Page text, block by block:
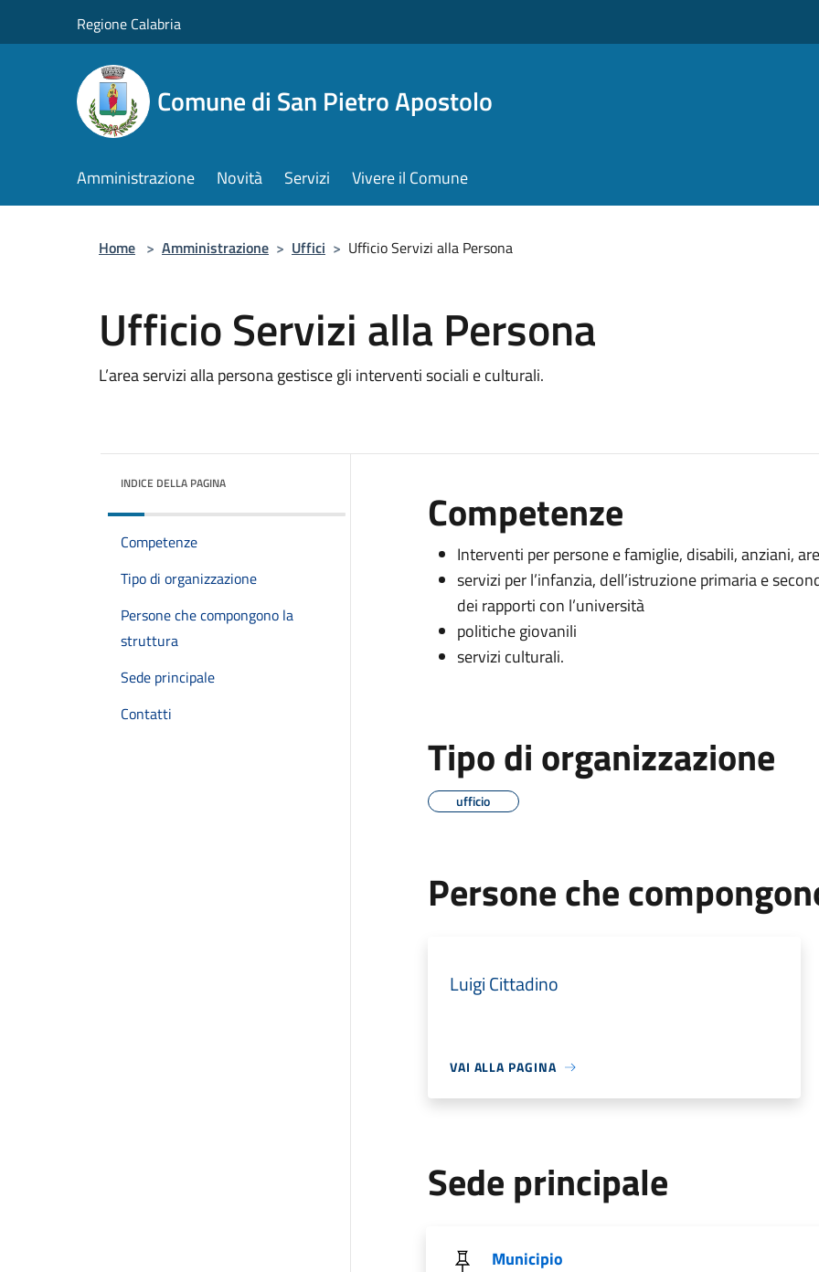
Regione Calabria
Comune di San Pietro Apostolo
Amministrazione Novità Servizi Vivere il Comune
Home > Amministrazione > Uffici > Ufficio Servizi alla Persona
Ufficio Servizi alla Persona
L’area servizi alla persona gestisce gli interventi sociali e culturali.
INDICE DELLA PAGINA
Competenze
Tipo di organizzazione
Persone che compongono la
struttura
Sede principale
Contatti
Competenze
Interventi per persone e famiglie, disabili, anziani,
servizi per l’infanzia, dell’istruzione primaria e
dei rapporti con l’università
politiche giovanili
servizi culturali.
Tipo di organizzazione
ufficio
Persone che
Luigi Cittadino
VAI ALLA PAGINA
Sede principale
Municipio